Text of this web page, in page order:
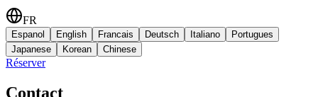
FR
Espanol English Francais Deutsch Italiano
Portugues
Japanese
Korean Chinese
Réserver
Contact